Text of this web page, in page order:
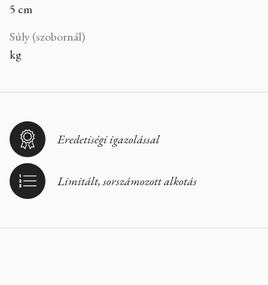
5 cm
Súly (szobornál)
kg
Eredetiségi igazolással
Limitált, sorszámozott alkotás